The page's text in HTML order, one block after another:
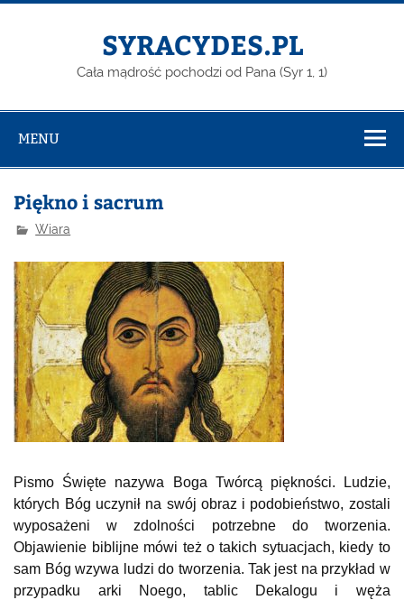
Skip
SYRACYDES.PL
Cała mądrość pochodzi od Pana (Syr 1, 1)
MENU
Piękno i sacrum
Wiara
Pismo Święte nazywa Boga Twórcą piękności. Ludzie,
których Bóg uczynił na swój obraz i podobieństwo, zostali
wyposażeni w zdolności potrzebne do tworzenia.
Objawienie biblijne mówi też o takich sytuacjach, kiedy to
sam Bóg wzywa ludzi do tworzenia. Tak jest na przykład w
przypadku arki Noego, tablic Dekalogu i węża